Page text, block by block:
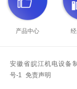
产品中心
安徽省皖江机电设
号-1 免责声明